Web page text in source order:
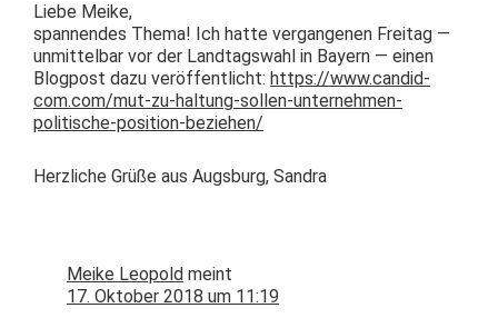
Liebe Meike,
span­nen­des The­ma! Ich hat­te ver­gan­genen Fre­itag —
unmit­tel­bar vor der Land­tagswahl in Bay­ern — einen
Blog­post dazu veröf­fentlicht: https://www.candid-
com.com/mut-zu-haltung-sollen-unternehmen-
politische-position-beziehen/
Her­zliche Grüße aus Augs­burg, Sandra
Meike Leopold meint
17. Oktober 2018 um 11:19